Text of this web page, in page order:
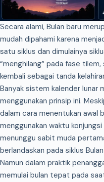
Secara alami, Bulan baru
mudah dipahami karena
satu siklus dan dimulainya
“menghilang” pada fase
kembali sebagai tanda
Banyak sistem kalender lunar
menggunakan prinsip ini.
dalam cara menentukan awal
menggunakan waktu
menunggu sabit muda
berlandaskan pada siklus
Namun dalam praktik
memulai bulan tepat pada